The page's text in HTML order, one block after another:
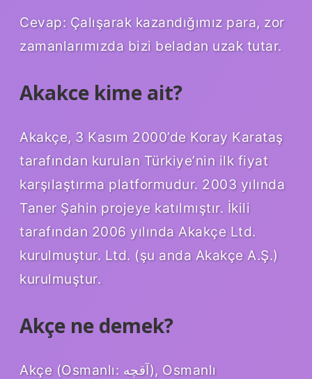
Cevap: Çalışarak kazandığımız para, zor
zamanlarımızda bizi beladan uzak tutar.
Akakce kime ait?
Akakçe, 3 Kasım 2000’de Koray Karataş
tarafından kurulan Türkiye’nin ilk fiyat
karşılaştırma platformudur. 2003 yılında
Taner Şahin projeye katılmıştır. İkili
tarafından 2006 yılında Akakçe Ltd.
kurulmuştur. Ltd. (şu anda Akakçe A.Ş.)
kurulmuştur.
Akçe ne demek?
Akçe (Osmanlı: آقچه), Osmanlı